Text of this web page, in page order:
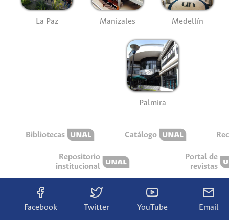
La Paz Manizales Medellín
Palmira
Bibliotecas Catálogo
Repositorio
institucional
Portal de
revistas
Facebook Twitter YouTube Email